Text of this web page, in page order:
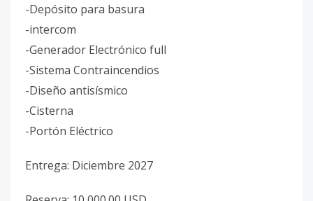
-Depósito para basura
-intercom
-Generador Electrónico full
-Sistema Contraincendios
-Diseño antisísmico
-Cisterna
-Portón Eléctrico
Entrega: Diciembre 2027